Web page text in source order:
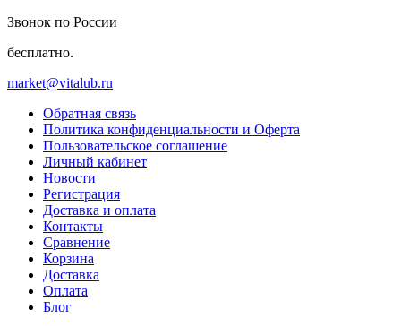
Звонок по России
бесплатно.
market@vitalub.ru
Обратная связь
Политика конфиденциальности и Оферта
Пользовательское соглашение
Личный кабинет
Новости
Регистрация
Доставка и оплата
Контакты
Сравнение
Корзина
Доставка
Оплата
Блог